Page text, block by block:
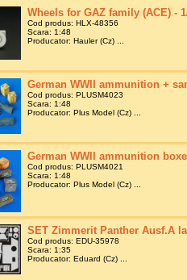
Wheels for GAZ family (ACE) -
Cod produs: HLX-48356
Scara: 1:48
Producator: Hauler (Cz) ...
German WWII ammunition +
Cod produs: PLUSM4023
Scara: 1:48
Producator: Plus Model (Cz) ...
German WWII ammunition
Cod produs: PLUSM4021
Scara: 1:48
Producator: Plus Model (Cz) ...
SET Zimmerit Panther Ausf.A
Cod produs: EDU-35978
Scara: 1:35
Producator: Eduard (Cz) ...